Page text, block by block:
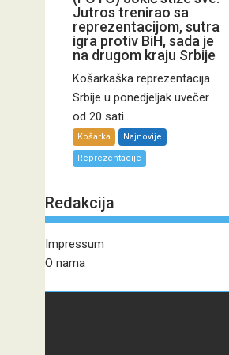
Jutros trenirao sa
reprezentacijom, sutra
igra protiv BiH, sada je
na drugom kraju Srbije
Košarkaška reprezentacija
Srbije u ponedjeljak uvečer
od 20 sati...
Košarka Najnovije
Reprezentacije
Redakcija
Impressum
O nama